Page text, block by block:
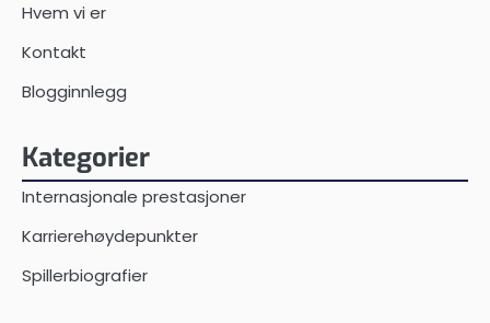
Hvem vi er
Kontakt
Blogginnlegg
Kategorier
Internasjonale prestasjoner
Karrierehøydepunkter
Spillerbiografier